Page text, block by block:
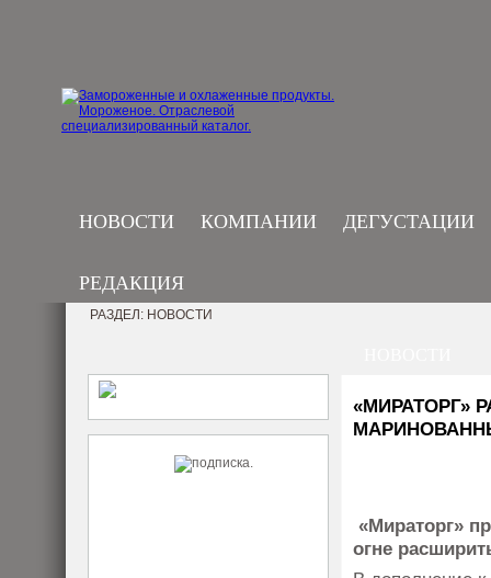
НОВОСТИ КОМПАНИИ ДЕГУСТАЦИИ
РЕДАКЦИЯ
РАЗДЕЛ: НОВОСТИ
«МИРАТОРГ»
«Мираторг»
огне